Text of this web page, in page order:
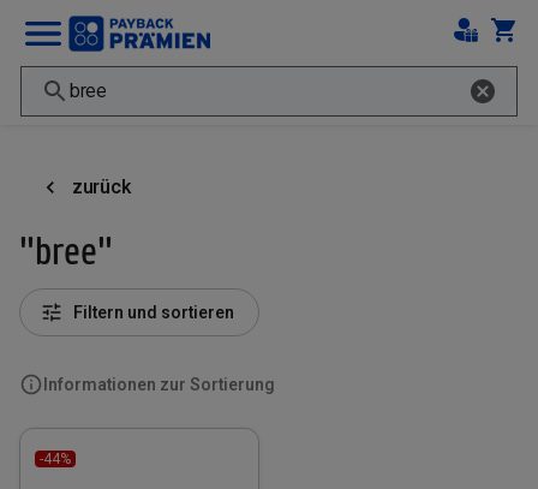
zurück
"bree"
Informationen zur Sortierung
Filtern und sortieren
-44%